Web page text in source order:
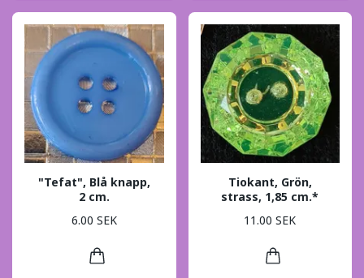
"Tefat", Blå knapp,
2 cm.
6.00 SEK
Tiokant, Grön,
strass, 1,85 cm.*
11.00 SEK